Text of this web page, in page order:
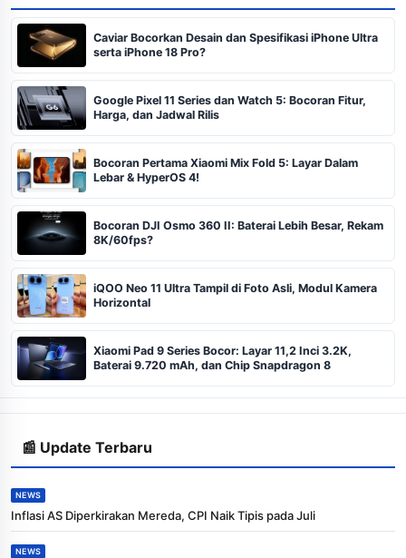
Caviar Bocorkan Desain dan Spesifikasi iPhone Ultra
serta iPhone 18 Pro?
Google Pixel 11 Series dan Watch 5: Bocoran Fitur,
Harga, dan Jadwal Rilis
Bocoran Pertama Xiaomi Mix Fold 5: Layar Dalam
Lebar & HyperOS 4!
Bocoran DJI Osmo 360 II: Baterai Lebih Besar, Rekam
8K/60fps?
iQOO Neo 11 Ultra Tampil di Foto Asli, Modul Kamera
Horizontal
Xiaomi Pad 9 Series Bocor: Layar 11,2 Inci 3.2K,
Baterai 9.720 mAh, dan Chip Snapdragon 8
📰 Update Terbaru
NEWS
Inflasi AS Diperkirakan Mereda, CPI Naik Tipis pada Juli
NEWS